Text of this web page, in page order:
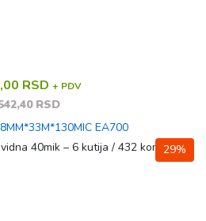
RSD + PDV
RSD
48MM*33M*130MIC EA700
29%